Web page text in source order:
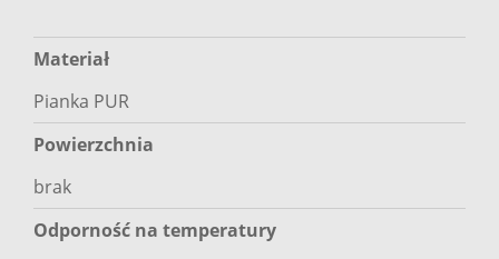
Materiał
Pianka PUR
Powierzchnia
brak
Odporność na temperatury